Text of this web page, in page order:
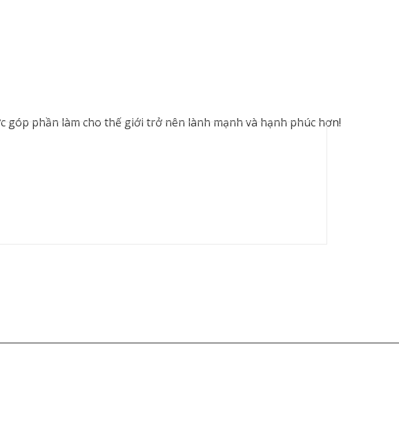
góp phần làm cho thế giới trở nên lành mạnh và hạnh phúc hơn!